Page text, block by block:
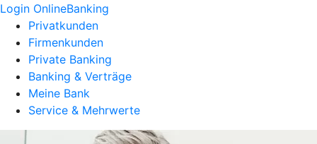
Login OnlineBanking
Privatkunden
Firmenkunden
Private Banking
Banking & Verträge
Meine Bank
Service & Mehrwerte